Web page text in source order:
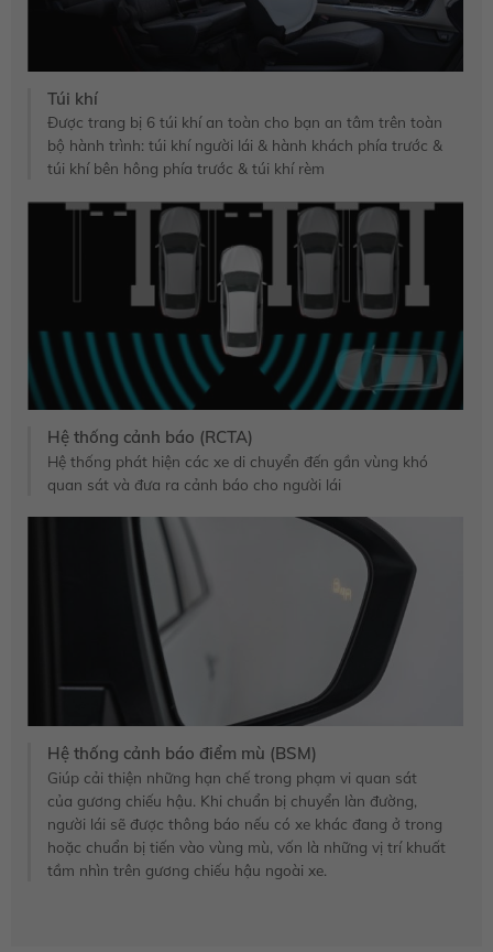
Túi khí
Được trang bị 6 túi khí an toàn cho bạn an tâm trên toàn
bộ hành trình: túi khí người lái & hành khách phía trước &
túi khí bên hông phía trước & túi khí rèm
Hệ thống cảnh báo (RCTA)
Hệ thống phát hiện các xe di chuyển đến gần vùng khó
quan sát và đưa ra cảnh báo cho người lái
Hệ thống cảnh báo điểm mù (BSM)
Giúp cải thiện những hạn chế trong phạm vi quan sát
của gương chiếu hậu. Khi chuẩn bị chuyển làn đường,
người lái sẽ được thông báo nếu có xe khác đang ở trong
hoặc chuẩn bị tiến vào vùng mù, vốn là những vị trí khuất
tầm nhìn trên gương chiếu hậu ngoài xe.